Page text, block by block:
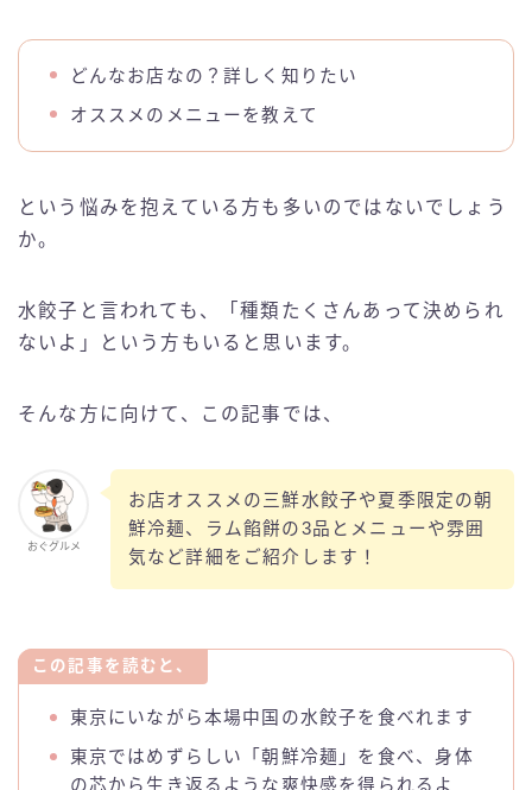
どんなお店なの？詳しく知りたい
オススメのメニューを教えて
という悩みを抱えている方も多いのではないでしょう
か。
水餃子と言われても、「種類たくさんあって決められ
ないよ」という方もいると思います。
そんな方に向けて、この記事では、
おぐグルメ
お店オススメの三鮮水餃子や夏季限定の朝
鮮冷麺、ラム餡餅の3品とメニューや雰囲
気など詳細をご紹介します！
この記事を読むと、
東京にいながら本場中国の水餃子を食べれます
東京ではめずらしい「朝鮮冷麺」を食べ、身体
の芯から生き返るような爽快感を得られるよ